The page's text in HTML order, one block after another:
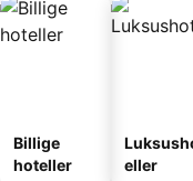
Billige
hoteller
eller